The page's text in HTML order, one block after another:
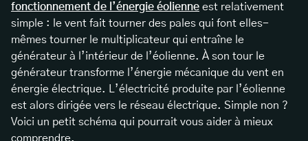
fonctionnement de l’énergie éolienne est relativement
simple : le vent fait tourner des pales qui font elles-
mêmes tourner le multiplicateur qui entraîne le
générateur à l’intérieur de l’éolienne. À son tour le
générateur transforme l’énergie mécanique du vent en
énergie électrique. L’électricité produite par l’éolienne
est alors dirigée vers le réseau électrique. Simple non ?
Voici un petit schéma qui pourrait vous aider à mieux
comprendre.